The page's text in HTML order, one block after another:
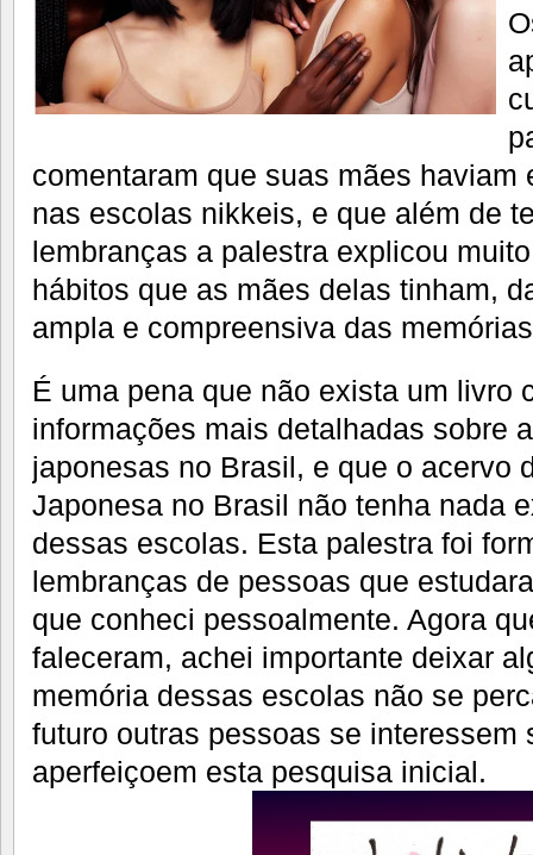
comentaram que suas mães haviam
nas escolas nikkeis, e que além de
lembranças a palestra explicou
hábitos que as mães delas tinham,
ampla e compreensiva das
É uma pena que não exista um livro
informações mais detalhadas sobre
japonesas no Brasil, e que o acervo
Japonesa no Brasil não tenha nada
dessas escolas. Esta palestra foi
lembranças de pessoas que
que conheci pessoalmente. Agora
faleceram, achei importante deixar
memória dessas escolas não se
futuro outras pessoas se interessem
aperfeiçoem esta pesquisa inicial.